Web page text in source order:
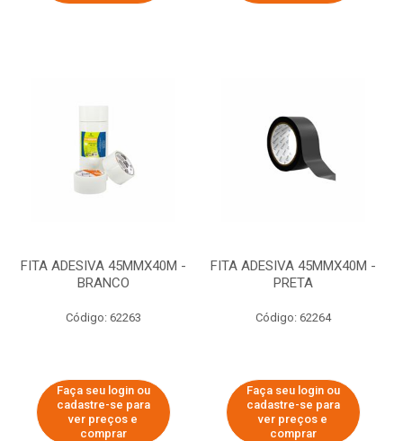
FITA ADESIVA 45MMX40M -
BRANCO
Código: 62263
Faça seu login ou
cadastre-se para
ver preços e
comprar
FITA ADESIVA 45MMX40M -
PRETA
Código: 62264
Faça seu login ou
cadastre-se para
ver preços e
comprar